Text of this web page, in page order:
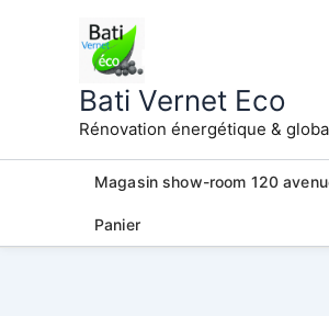
Bati Vernet Eco
Rénovation énergétique &
Magasin show-room 120
Panier